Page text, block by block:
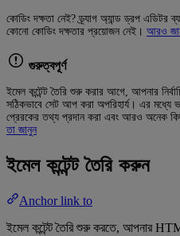
কোডিং দক্ষতা নেই? ড্র্যাগ অ্যান্ড ড্রপ এডিটর
কোনো কোডিং দক্ষতার প্রয়োজন নেই। আরও
গুরুত্বপূর্ণ
ইমেল কন্টেন্ট তৈরি শুরু করার আগে, আপনার
সঠিকভাবে সেট আপ করা অপরিহার্য। এর মধ্যে
প্রেরকের তথ্য প্রদান করা এবং আরও অনেক
তা জানুন
ইমেল কন্টেন্ট তৈরি করুন
Anchor link to
ইমেল কন্টেন্ট তৈরি শুরু করতে, আপনার